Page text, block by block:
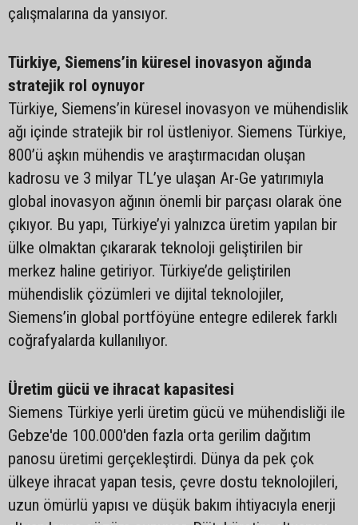
çalışmalarına da yansıyor.
Türkiye, Siemens’in küresel inovasyon ağında
stratejik rol oynuyor
Türkiye, Siemens’in küresel inovasyon ve mühendislik
ağı içinde stratejik bir rol üstleniyor. Siemens Türkiye,
800’ü aşkın mühendis ve araştırmacıdan oluşan
kadrosu ve 3 milyar TL’ye ulaşan Ar-Ge yatırımıyla
global inovasyon ağının önemli bir parçası olarak öne
çıkıyor. Bu yapı, Türkiye’yi yalnızca üretim yapılan bir
ülke olmaktan çıkararak teknoloji geliştirilen bir
merkez haline getiriyor. Türkiye’de geliştirilen
mühendislik çözümleri ve dijital teknolojiler,
Siemens’in global portföyüne entegre edilerek farklı
coğrafyalarda kullanılıyor.
Üretim gücü ve ihracat kapasitesi
Siemens Türkiye yerli üretim gücü ve mühendisliği ile
Gebze'de 100.000'den fazla orta gerilim dağıtım
panosu üretimi gerçekleştirdi. Dünya da pek çok
ülkeye ihracat yapan tesis, çevre dostu teknolojileri,
uzun ömürlü yapısı ve düşük bakım ihtiyacıyla enerji